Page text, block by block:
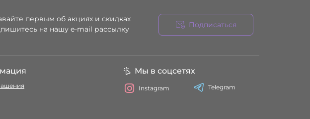
первым об акциях и скидках
на нашу e-mail рассылку
Подписаться
Мы в соцсетях
Instagram Telegram